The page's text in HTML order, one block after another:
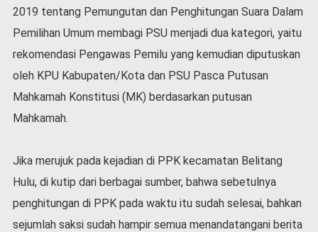
2019 tentang Pemungutan dan Penghitungan Suara Dalam
Pemilihan Umum membagi PSU menjadi dua kategori, yaitu
rekomendasi Pengawas Pemilu yang kemudian diputuskan
oleh KPU Kabupaten/Kota dan PSU Pasca Putusan
Mahkamah Konstitusi (MK) berdasarkan putusan
Mahkamah.
Jika merujuk pada kejadian di PPK kecamatan Belitang
Hulu, di kutip dari berbagai sumber, bahwa sebetulnya
penghitungan di PPK pada waktu itu sudah selesai, bahkan
sejumlah saksi sudah hampir semua menandatangani berita